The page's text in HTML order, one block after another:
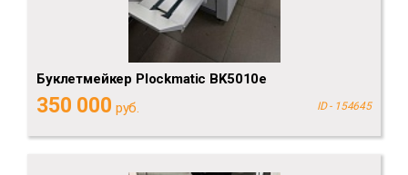
Буклетмейкер Plockmatic BK5010e
350 000 руб. ID - 154645